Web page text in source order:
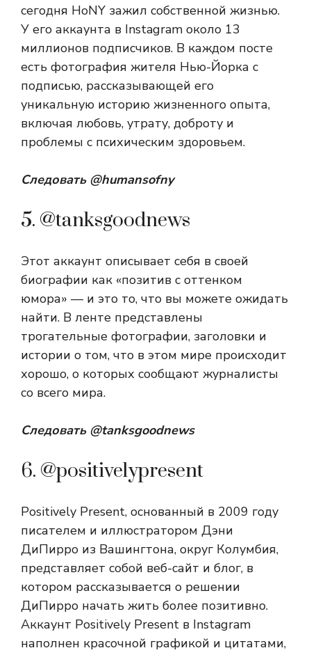
сегодня HoNY зажил собственной жизнью.
У его аккаунта в Instagram около 13
миллионов подписчиков. В каждом посте
есть фотография жителя Нью-Йорка с
подписью, рассказывающей его
уникальную историю жизненного опыта,
включая любовь, утрату, доброту и
проблемы с психическим здоровьем.
Следовать @humansofny
5. @tanksgoodnews
Этот аккаунт описывает себя в своей
биографии как «позитив с оттенком
юмора» — и это то, что вы можете ожидать
найти. В ленте представлены
трогательные фотографии, заголовки и
истории о том, что в этом мире происходит
хорошо, о которых сообщают журналисты
со всего мира.
Следовать @tanksgoodnews
6. @positivelypresent
Positively Present, основанный в 2009 году
писателем и иллюстратором Дэни
ДиПирро из Вашингтона, округ Колумбия,
представляет собой веб-сайт и блог, в
котором рассказывается о решении
ДиПирро начать жить более позитивно.
Аккаунт Positively Present в Instagram
наполнен красочной графикой и цитатами,